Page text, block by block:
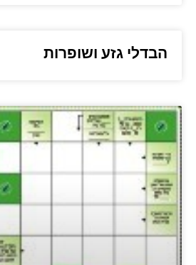
הבדלי גזע ושופרות